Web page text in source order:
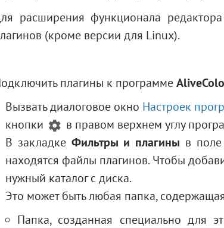
расширения функционала
(кроме версии для Linux).
плагины к программе
Вызвать диалоговое окно Настроек
кнопки
в правом верхнем углу
В закладке Фильтры и плагины в поле
находятся файлы плагинов. Чтобы
нужный каталог с диска.
Это может быть любая папка,
Папка, созданная специально для